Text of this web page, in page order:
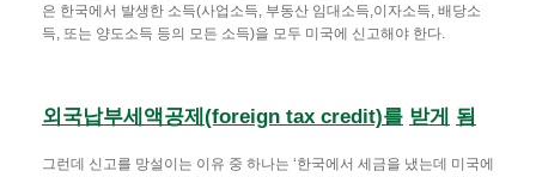
은 한국에서 발생한 소득(사업소득, 부동산 임대소득,이자소득, 배당소
득, 또는 양도소득 등의 모든 소득)을 모두 미국에 신고해야 한다.
외국납부세액공제 (foreign tax credit)를 받게 됨
그런데 신고를 망설이는 이유 중 하나는 ‘한국에서 세금을 냈는데 미국에